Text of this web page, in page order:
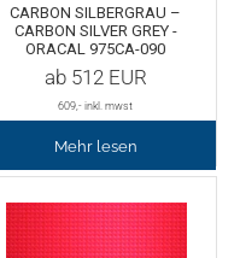
CARBON SILBERGRAU –
CARBON SILVER GREY -
ORACAL 975CA-090
ab 512EUR
609,- inkl. mwst
Mehr lesen